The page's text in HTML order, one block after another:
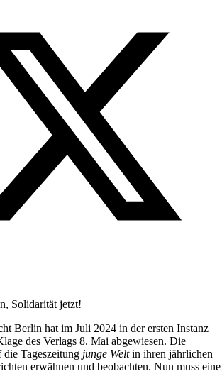
Solidarität jetzt!
Berlin hat im Juli 2024 in der ersten Instanz
des Verlags 8. Mai abgewiesen. Die
Tageszeitung junge Weltin ihren jährlichen
erwähnen und beobachten. Nun muss eine